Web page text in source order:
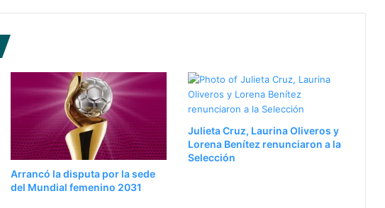
Arrancó la disputa por la sede
del Mundial femenino 2031
Julieta Cruz, Laurina Oliveros y
Lorena Benítez renunciaron a la
Selección